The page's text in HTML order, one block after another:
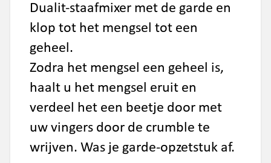
Dualit-staafmixer met de garde en
klop tot het mengsel tot een
geheel.
Zodra het mengsel een geheel is,
haalt u het mengsel eruit en
verdeel het een beetje door met
uw vingers door de crumble te
wrijven. Was je garde-opzetstuk af.